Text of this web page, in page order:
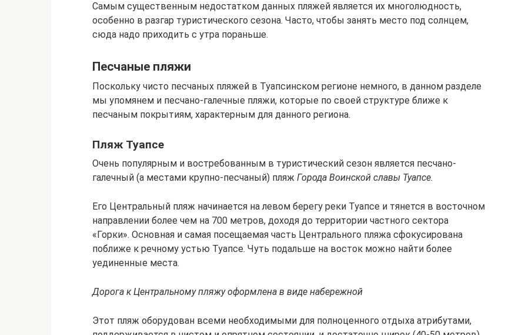
Самым существенным недостатком данных пляжей является их многолюдность,
особенно в разгар туристического сезона. Часто, чтобы занять место под солнцем,
сюда надо приходить с утра пораньше.
Песчаные пляжи
Поскольку чисто песчаных пляжей в Туапсинском регионе немного, в данном разделе
мы упомянем и песчано-галечные пляжи, которые по своей структуре ближе к
песчаным покрытиям, характерным для данного региона.
Пляж Туапсе
Очень популярным и востребованным в туристический сезон является песчано-
галечный (а местами крупно-песчаный) пляж Города Воинской славы Туапсе.
Его Центральный пляж начинается на левом берегу реки Туапсе и тянется в восточном
направлении более чем на 700 метров, доходя до территории частного сектора
«Горки». Основная и самая посещаемая часть Центрального пляжа сфокусирована
поближе к речному устью Туапсе. Чуть подальше на восток можно найти более
уединенные места.
Дорога к Центральному пляжу оформлена в виде набережной
Этот пляж оборудован всеми необходимыми для полноценного отдыха атрибутами,